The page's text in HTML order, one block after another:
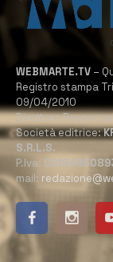
WEBMARTE.TV –
Registro stampa
09/04/2010
Direttore
Società editrice:
S.R.L.S.
P.Iva:
mail: